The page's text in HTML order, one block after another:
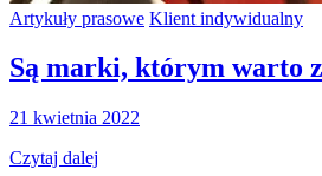
Artykuły prasowe Klient indywidualny
Są marki, którym warto
21 kwietnia 2022
Czytaj dalej